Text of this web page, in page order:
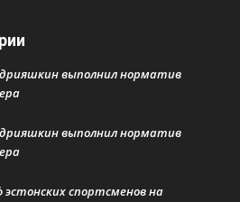
выполнил норматив
выполнил норматив
эстонских спортсменов на